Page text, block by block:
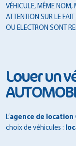
VÉHICULE, MÊME NOM,
ATTENTION SUR LE
OU ELECTRON SONT
Louer un
L’agence de location
choix de véhicules :